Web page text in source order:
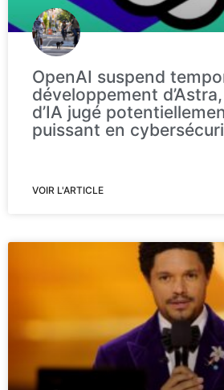
OpenAI suspend
développement
d’IA jugé
puissant en
VOIR L'ARTICLE